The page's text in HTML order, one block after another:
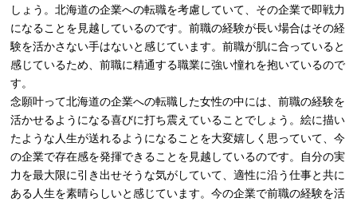
しょう。北海道の企業への転職を考慮していて、その企業で即戦力
になることを見越しているのです。前職の経験が長い場合はその経
験を活かさない手はないと感じています。前職が肌に合っていると
感じているため、前職に精通する職業に強い憧れを抱いているので
す。
念願叶って北海道の企業への転職した女性の中には、前職の経験を
活かせるようになる喜びに打ち震えていることでしょう。絵に描い
たような人生が送れるようになることを大変嬉しく思っていて、今
の企業で存在感を発揮できることを見越しているのです。自分の実
力を最大限に引き出せそうな気がしていて、適性に沿う仕事と共に
ある人生を素晴らしいと感じています。今の企業で前職の経験を活